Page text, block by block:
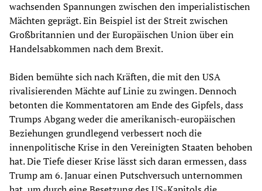
wachsenden Spannungen zwischen den imperialistischen
Mächten geprägt. Ein Beispiel ist der Streit zwischen
Großbritannien und der Europäischen Union über ein
Handelsabkommen nach dem Brexit.
Biden bemühte sich nach Kräften, die mit den USA
rivalisierenden Mächte auf Linie zu zwingen. Dennoch
betonten die Kommentatoren am Ende des Gipfels, dass
Trumps Abgang weder die amerikanisch-europäischen
Beziehungen grundlegend verbessert noch die
innenpolitische Krise in den Vereinigten Staaten behoben
hat. Die Tiefe dieser Krise lässt sich daran ermessen, dass
Trump am 6. Januar einen Putschversuch unternommen